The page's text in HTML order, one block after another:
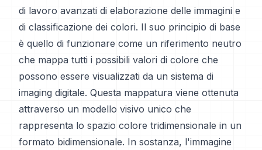
di lavoro avanzati di elaborazione delle immagini e
di classificazione dei colori. Il suo principio di base
è quello di funzionare come un riferimento neutro
che mappa tutti i possibili valori di colore che
possono essere visualizzati da un sistema di
imaging digitale. Questa mappatura viene ottenuta
attraverso un modello visivo unico che
rappresenta lo spazio colore tridimensionale in un
formato bidimensionale. In sostanza, l'immagine